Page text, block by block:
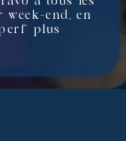
end, en
plus